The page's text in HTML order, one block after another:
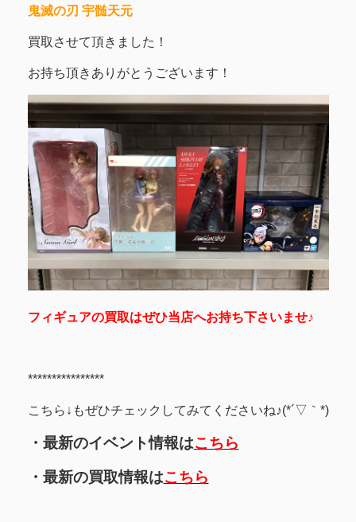
鬼滅の刃 宇髄天元
買取させて頂きました！
お持ち頂きありがとうございます！
フィギュアの買取はぜひ当店へお持ち下さいませ♪
****************
こちら↓もぜひチェックしてみてくださいね♪(*´▽｀*)
・最新のイベント情報はこちら
・最新の買取情報はこちら